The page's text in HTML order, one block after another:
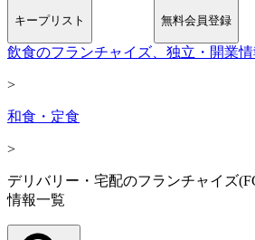
キープリスト 無料会員登録
飲食のフランチャイズ、独立・開業情
>
和食・定食
>
デリバリー・宅配のフランチャイズ
情報一覧